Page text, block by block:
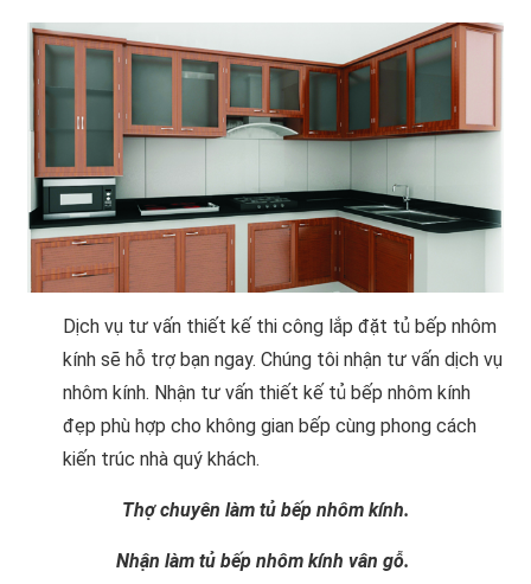
Dịch vụ tư vấn thiết kế thi công lắp đặt tủ bếp nhôm
kính sẽ hỗ trợ bạn ngay. Chúng tôi nhận tư vấn dịch vụ
nhôm kính. Nhận tư vấn thiết kế tủ bếp nhôm kính
đẹp phù hợp cho không gian bếp cùng phong cách
kiến trúc nhà quý khách.
Thợ chuyên làm tủ bếp nhôm kính.
Nhận làm tủ bếp nhôm kính vân gỗ.